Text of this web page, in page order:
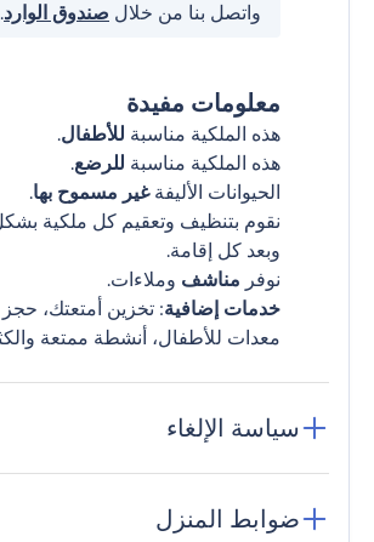
واتصل بنا من خلال صندوق الوارد.
معلومات مفيدة
هذه الملكية مناسبة للأطفال.
هذه الملكية مناسبة للرضع.
الحيوانات الأليفةغير مسموح بها.
نقوم بتنظيف وتعقيم كل ملكية
وبعد كل إقامة.
نوفر مناشف وملاءات.
خدمات إضافية: تخزين أمتعتك،
معدات للأطفال، أنشطة ممتعة
سياسة الإلغاء
ضوابط المنزل